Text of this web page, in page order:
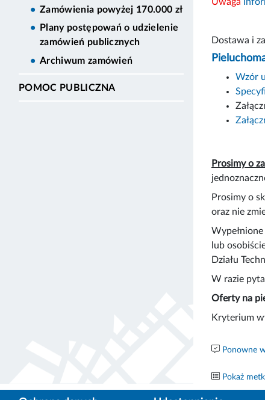
Zamówienia powyżej 170.000 zł
Plany postępowań o udzielenie
zamówień publicznych
Archiwum zamówień
POMOC PUBLICZNA
Dostawa i
Wzór
Prosimy o
Prosimy o
oraz nie
lub
Działu
W razie
Oferty na
Kryterium
Ponowne
Pokaż